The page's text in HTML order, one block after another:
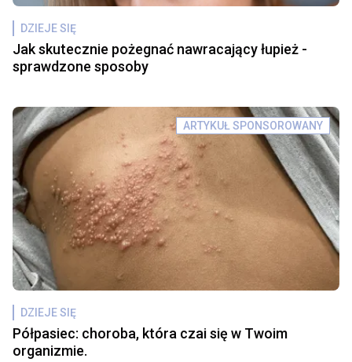
DZIEJE SIĘ
Jak skutecznie pożegnać nawracający łupież -
sprawdzone sposoby
ARTYKUŁ SPONSOROWANY
DZIEJE SIĘ
Półpasiec: choroba, która czai się w Twoim
organizmie.